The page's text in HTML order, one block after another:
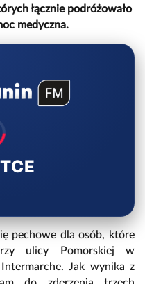
łącznie podróżowało
medyczna.
pechowe dla osób, które
ulicy Pomorskiej w
Jak wynika z